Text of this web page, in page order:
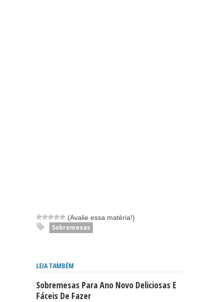
(Avalie essa matéria!)
Sobremesas
LEIA TAMBÉM
Sobremesas Para Ano Novo Deliciosas E
Fáceis De Fazer